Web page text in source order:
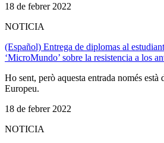
18 de febrer 2022
NOTICIA
(Español) Entrega de diplomas al
‘MicroMundo’ sobre la resistencia a los
Ho sent, però aquesta entrada només
Europeu.
18 de febrer 2022
NOTICIA